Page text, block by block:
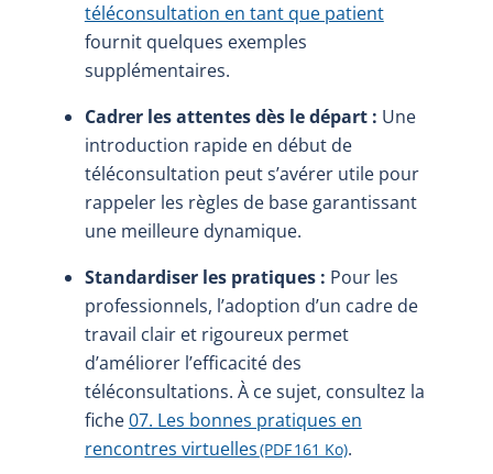
téléconsultation en tant que patient
fournit quelques exemples
supplémentaires.
Cadrer les attentes dès le départ : Une
introduction rapide en début de
téléconsultation peut s’avérer utile pour
rappeler les règles de base garantissant
une meilleure dynamique.
Standardiser les pratiques : Pour les
professionnels, l’adoption d’un cadre de
travail clair et rigoureux permet
d’améliorer l’efficacité des
téléconsultations. À ce sujet, consultez la
fiche07. Les bonnes pratiques en
rencontres virtuelles(PDF 161 Ko).